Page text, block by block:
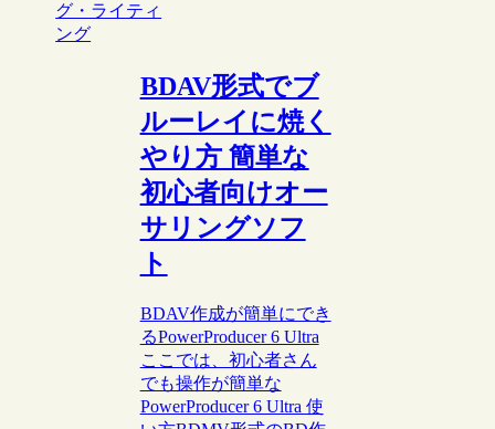
グ・ライティ
ング
BDAV形式でブ
ルーレイに焼く
やり方 簡単な
初心者向けオー
サリングソフ
ト
BDAV作成が簡単にでき
るPowerProducer 6 Ultra
ここでは、初心者さん
でも操作が簡単な
PowerProducer 6 Ultra 使